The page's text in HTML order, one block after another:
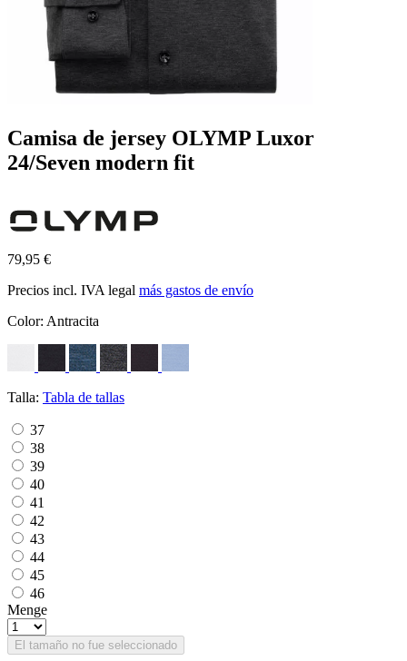
Camisa de jersey OLYMP Luxor
24/Seven modern fit
79,95 €
Precios incl. IVA legal más gastos de envío
Color: Antracita
Talla: Tabla de tallas
37
38
39
40
41
42
43
44
45
46
Menge
El tamaño no fue seleccionado